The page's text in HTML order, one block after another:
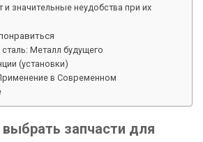
значительные неудобства при их
Металл будущего
(установки)
в Современном
запчасти для